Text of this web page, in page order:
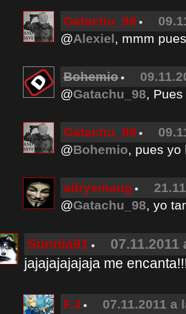
Gatachu_98
@Alexiel, mmm
Bohemio
@Gatachu_98,
Gatachu_98
@Bohemio, pues yo
adrysmaug
@Gatachu_98, yo
Sonnia91
07.11.2011
jajajajajajaja me
F.J
07.11.2011 a